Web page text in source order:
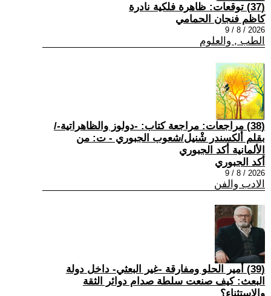
(37) توقعات: ظاهرة فلكية نادرة
كاظم فنجان الحمامي
2026 / 8 / 9
الطب , والعلوم
(38) مراجعات: مراجعة كتاب: -دولوز والظاهراتية-/
بقلم ألكسندر شْنيل/شعوب الجبوري - ت: من
الألمانية أكد الجبوري
أكد الجبوري
2026 / 8 / 9
الادب والفن
(39) أمير الحلو ومفارقة -غير البعثي- داخل دولة
البعث: كيف صنعت سلطة صدام دوائر الثقة
والاستثناء؟